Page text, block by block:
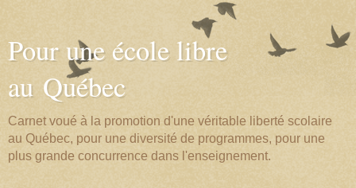
Pour une école libre
au Québec
Carnet voué à la promotion d'une véritable liberté scolaire
au Québec, pour une diversité de programmes, pour une
plus grande concurrence dans l'enseignement.